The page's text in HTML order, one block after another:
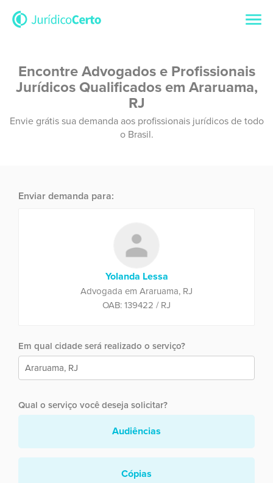
Encontre Advogados e Profissionais
Jurídicos Qualificados em Araruama,
RJ
Envie grátis sua demanda aos profissionais jurídicos de todo
o Brasil.
Enviar demanda para:
Yolanda Lessa
Advogada em Araruama, RJ
OAB: 139422 / RJ
Em qual cidade será realizado o serviço?
Qual o serviço você deseja solicitar?
Audiências
Cópias